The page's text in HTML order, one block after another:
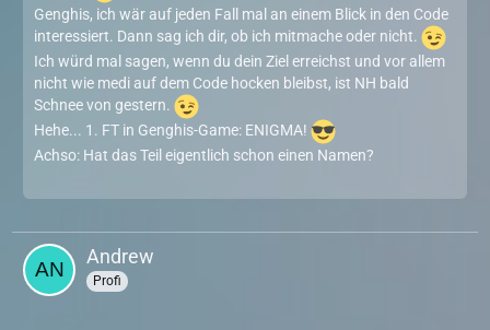
Genghis, ich wär auf jeden Fall mal an einem Blick in den Code
interessiert. Dann sag ich dir, ob ich mitmache oder nicht.
Ich würd mal sagen, wenn du dein Ziel erreichst und vor allem
nicht wie medi auf dem Code hocken bleibst, ist NH bald
Schnee von gestern.
Hehe... 1. FT in Genghis-Game: ENIGMA!
Achso: Hat das Teil eigentlich schon einen Namen?
Andrew
Profi